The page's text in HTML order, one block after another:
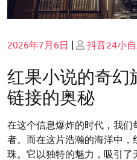
Posted
2026年7月6日 | Posted
抖音24小
红果小说的奇幻
链接的奥秘
在这个信息爆炸的时代，我
者。而在这片浩瀚的海洋中
珠。它以独特的魅力，吸引